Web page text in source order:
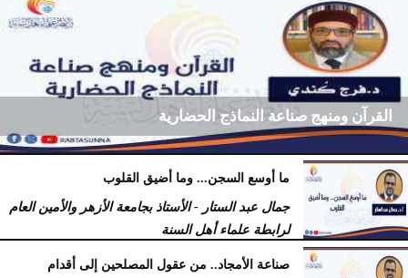
القرآن ومنهج صناعة النماذج الحضارية
فرج كُندي - رئيس مركز الكُندي للدراسات والبحوث
السبت، 18 يوليو 2026 09:14 مـ
ما أوسع السجن... وما أضيق القلوب
جمال عبد الستار - الأستاذ بجامعة الأزهر والأمين العام
لرابطة علماء أهل السنة
السبت، 18 يوليو 2026 12:29 مـ
صناعة الأمجاد.. من عقول المصلحين إلى أقدام